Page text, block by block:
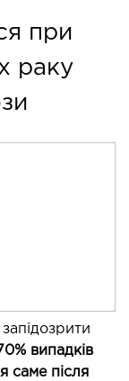
при
раку
випадків
саме після